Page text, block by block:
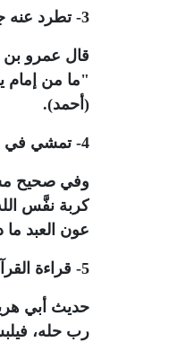
3- تطرد عنه جوعًا:
قال عمرو بن
"ما من إمام
(أحمد).
4- تمشي في قضاء حوائج الناس:
وفي صحيح
كربة نفَّس
عون العبد
5- قراءة القرآن:
حديث أبي
رب حله،